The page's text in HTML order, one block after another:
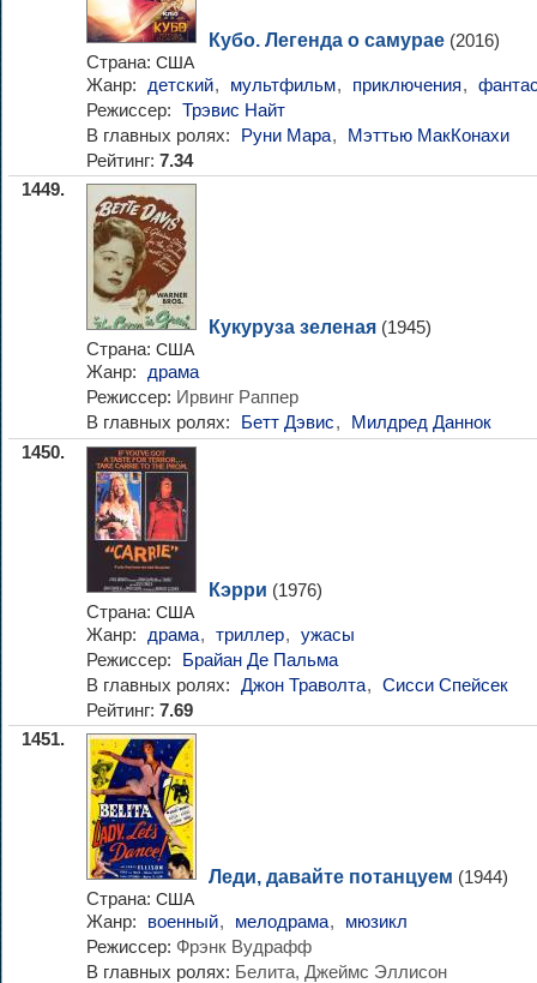
Кубо. Легенда о самурае (2016)
Страна: США
Жанр: детский, мультфильм, приключения,
Режиссер: Трэвис Найт
В главных ролях:
Руни Мара,
Мэттью МакКонахи
Рейтинг: 7.34
1449.
Кукуруза зеленая (1945)
Страна: США
Жанр:
драма
Режиссер: Ирвинг Раппер
В главных ролях:
Бетт Дэвис, Милдред Даннок
1450.
Кэрри (1976)
Страна: США
Жанр: драма, триллер, ужасы
Режиссер:
Брайан Де Пальма
В главных ролях: Джон Траволта, Сисси Спейсек
Рейтинг: 7.69
1451.
Леди, давайте потанцуем (1944)
Страна: США
Жанр: военный, мелодрама,
мюзикл
Режиссер: Фрэнк Вудрафф
В главных ролях: Белита, Джеймс Эллисон